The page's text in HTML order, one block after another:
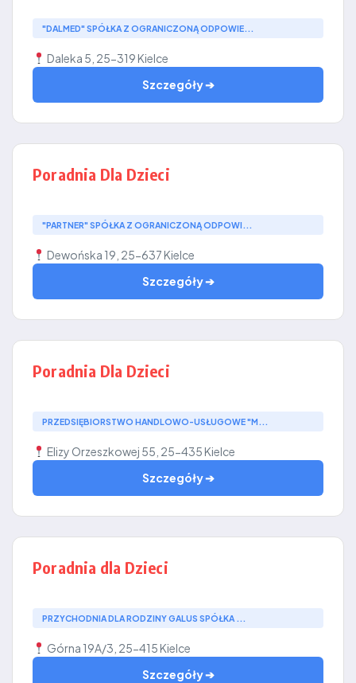
"DALMED" SPÓŁKA Z OGRANICZONĄ ODPOWIE...
Daleka 5, 25-319 Kielce
Szczegóły ➔
Poradnia Dla Dzieci
"PARTNER" SPÓŁKA Z OGRANICZONĄ ODPOWI...
Dewońska 19, 25-637 Kielce
Szczegóły ➔
Poradnia Dla Dzieci
PRZEDSIĘBIORSTWO HANDLOWO-USŁUGOWE "M...
Elizy Orzeszkowej 55, 25-435 Kielce
Szczegóły ➔
Poradnia dla Dzieci
PRZYCHODNIA DLA RODZINY GALUS SPÓŁKA ...
Górna 19A/3, 25-415 Kielce
Szczegóły ➔